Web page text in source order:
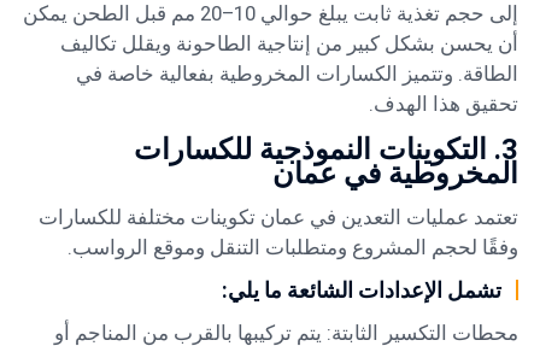
إلى حجم تغذية ثابت يبلغ حوالي 10–20 مم قبل الطحن يمكن
أن يحسن بشكل كبير من إنتاجية الطاحونة ويقلل تكاليف
الطاقة. وتتميز الكسارات المخروطية بفعالية خاصة في
تحقيق هذا الهدف.
3. التكوينات النموذجية للكسارات
المخروطية في عمان
تعتمد عمليات التعدين في عمان تكوينات مختلفة للكسارات
وفقًا لحجم المشروع ومتطلبات التنقل وموقع الرواسب.
تشمل الإعدادات الشائعة ما يلي:
محطات التكسير الثابتة: يتم تركيبها بالقرب من المناجم أو